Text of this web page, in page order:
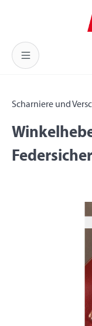
Zum Hauptinhalt
Scharniere und